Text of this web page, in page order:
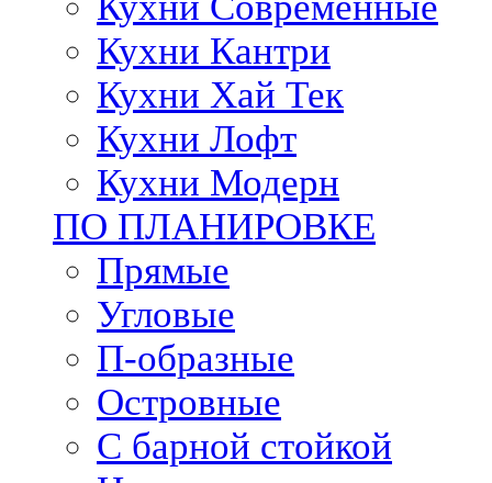
Кухни Кантри
Кухни Хай Тек
Кухни Лофт
Кухни Модерн
ПО ПЛАНИРОВКЕ
Прямые
Угловые
П-образные
Островные
С барной стойкой